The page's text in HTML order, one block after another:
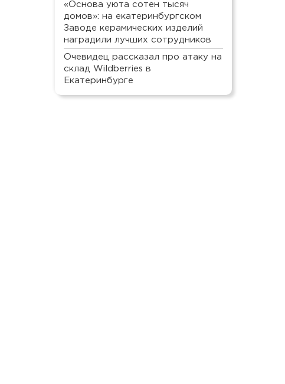
«Основа уюта сотен тысяч
домов»: на екатеринбургском
Заводе керамических изделий
наградили лучших сотрудников
Очевидец рассказал про атаку на
склад Wildberries в
Екатеринбурге